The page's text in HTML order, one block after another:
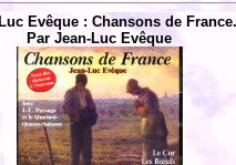
Evêque : Chansons de
Par Jean-Luc Evêque